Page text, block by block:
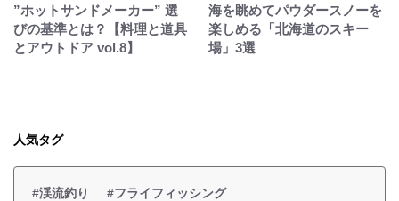
”ホットサンドメーカー” 選
びの基準とは？【料理と道具
とアウトドア vol.8】
海を眺めてパウダースノーを
楽しめる「北海道のスキー
場」3選
人気タグ
#渓流釣り
#フライフィッシング